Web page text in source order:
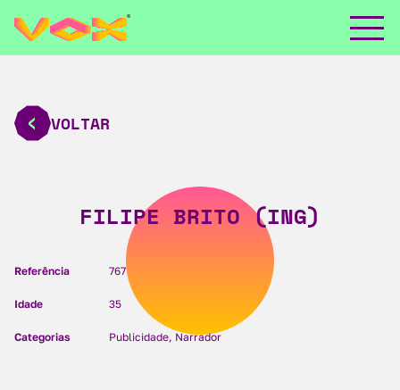
VOLTAR
FILIPE BRITO (ING)
Referência 767
Idade 35
Categorias Publicidade, Narrador